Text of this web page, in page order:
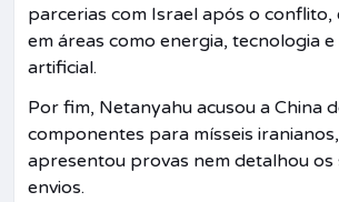
parcerias com Israel após o conflito,
em áreas como energia, tecnologia
artificial.
Por fim, Netanyahu acusou a China
componentes para mísseis
apresentou provas nem detalhou os
envios.